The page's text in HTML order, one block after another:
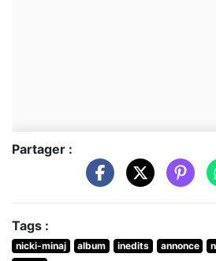
Partager :
Tags :
nicki-minaj album inedits annonce